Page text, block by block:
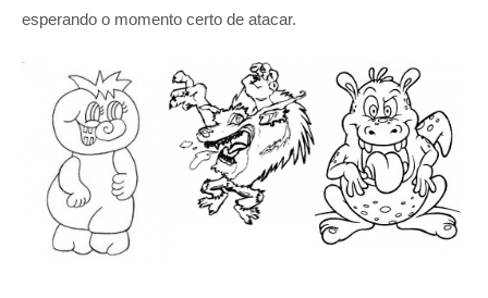
esperando o momento certo de atacar.